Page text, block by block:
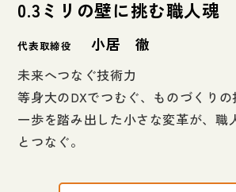
0.3ミリの壁に挑む職人魂
代表取締役 小居 徹
未来へつなぐ技術力
等身大のDXでつむぐ、ものづくり
一歩を踏み出した小さな変革が、職
とつなぐ。